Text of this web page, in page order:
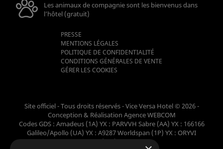
Les animaux de compagnie sont les bienvenus dans
l’hôtel (gratuit)
PRESSE
MENTIONS LÉGALES
POLITIQUE DE CONFIDENTIALITÉ
CONDITIONS GÉNÉRALES DE VENTE
GÉRER LES COOKIES
Site officiel - Tous droits réservés - Vice Versa Hotel © 2026 -
Conception & Réalisation Agence WEBCOM
Codes GDS : Amadeus (1A) YX : PARVVH Sabre (AA) YX : 166166
Galileo/Apollo (UA) YX : A9287 Worldspan (1P) YX : ORYVI
Pegasus (WB) YX : 62698